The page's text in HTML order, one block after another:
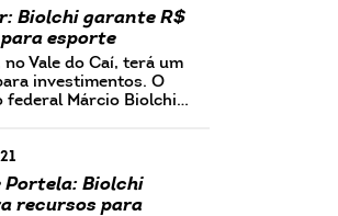
Biolchi garante R$
esporte
Vale do Caí, terá um
investimentos. O
federal Márcio Biolchi…
Portela: Biolchi
recursos para